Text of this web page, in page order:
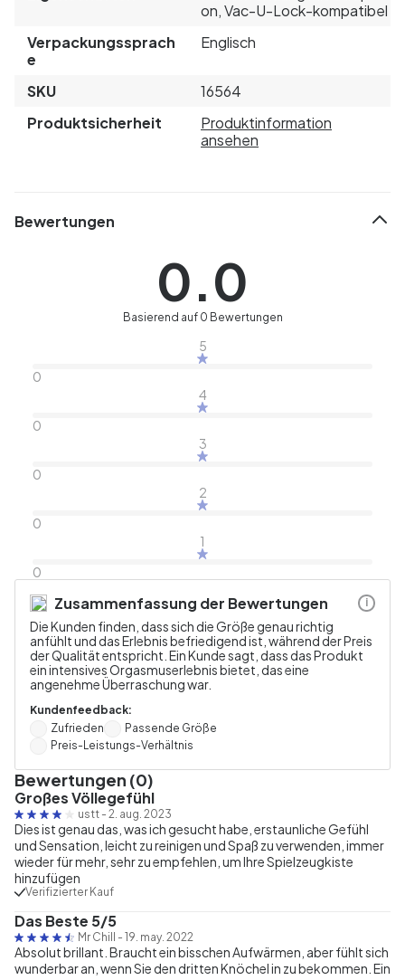
on, Vac-U-Lock-kompatibel
Verpackungssprach
e
Englisch
SKU
16564
Produktsicherheit
Produktinformation
ansehen
Bewertungen
0.0
Basierend auf 0 Bewertungen
5
0
4
0
3
0
2
0
1
0
Zusammenfassung der Bewertungen
Die Kunden finden, dass sich die Größe genau richtig
anfühlt und das Erlebnis befriedigend ist, während der Preis
der Qualität entspricht. Ein Kunde sagt, dass das Produkt
ein intensives Orgasmuserlebnis bietet, das eine
angenehme Überraschung war.
Kundenfeedback:
Zufrieden
Passende Größe
Preis-Leistungs-Verhältnis
i
Bewertungen (0)
Großes Völlegefühl
ustt - 2. aug. 2023
Dies ist genau das, was ich gesucht habe, erstaunliche Gefühl
und Sensation, leicht zu reinigen und Spaß zu verwenden, immer
wieder für mehr, sehr zu empfehlen, um Ihre Spielzeugkiste
hinzufügen
Verifizierter Kauf
Das Beste 5/5
Mr Chill - 19. may. 2022
Absolut brillant. Braucht ein bisschen Aufwärmen, aber fühlt sich
wunderbar an, wenn Sie den dritten Knöchel in zu bekommen. Ein